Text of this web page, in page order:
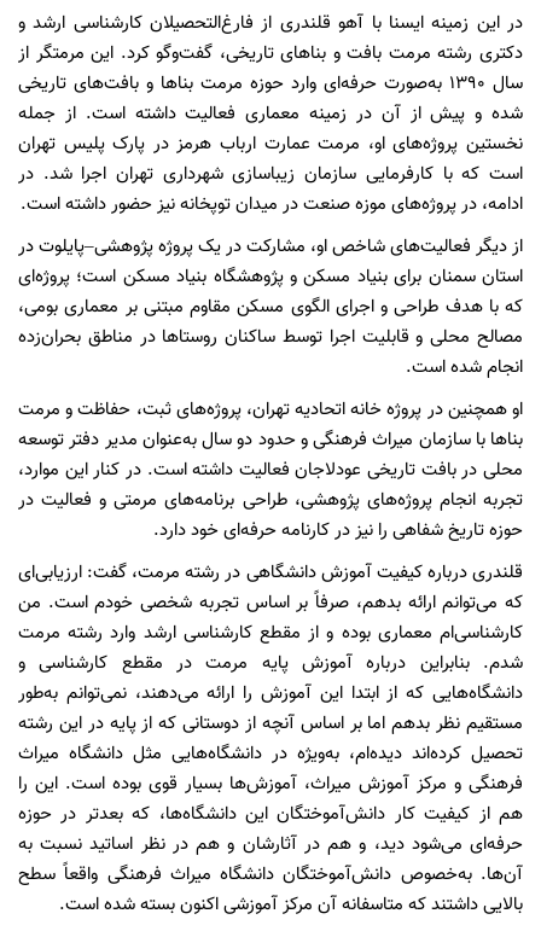
در این زمینه ایسنا با آهو قلندری از فارغ‌التحصیلان کارشناسی ارشد و
دکتری رشته مرمت بافت و بناهای تاریخی، گفت‌وگو کرد. این مرمتگر از
سال ۱۳۹۰ به‌صورت حرفه‌ای وارد حوزه مرمت بناها و بافت‌های تاریخی
شده و پیش از آن در زمینه معماری فعالیت داشته است. از جمله
نخستین پروژه‌های او، مرمت عمارت ارباب هرمز در پارک پلیس تهران
است که با کارفرمایی سازمان زیباسازی شهرداری تهران اجرا شد. در
ادامه، در پروژه‌های موزه صنعت در میدان توپخانه نیز حضور داشته است.
از دیگر فعالیت‌های شاخص او، مشارکت در یک پروژه پژوهشی–پایلوت در
استان سمنان برای بنیاد مسکن و پژوهشگاه بنیاد مسکن است؛ پروژه‌ای
که با هدف طراحی و اجرای الگوی مسکن مقاوم مبتنی بر معماری بومی،
مصالح محلی و قابلیت اجرا توسط ساکنان روستاها در مناطق بحران‌زده
انجام شده است.
او همچنین در پروژه خانه اتحادیه تهران، پروژه‌های ثبت، حفاظت و مرمت
بناها با سازمان میراث فرهنگی و حدود دو سال به‌عنوان مدیر دفتر توسعه
محلی در بافت تاریخی عودلاجان فعالیت داشته است. در کنار این موارد،
تجربه انجام پروژه‌های پژوهشی، طراحی برنامه‌های مرمتی و فعالیت در
حوزه تاریخ شفاهی را نیز در کارنامه حرفه‌ای خود دارد.
قلندری درباره کیفیت آموزش دانشگاهی در رشته مرمت، گفت: ارزیابی‌ای
که می‌توانم ارائه بدهم، صرفاً بر اساس تجربه شخصی خودم است. من
کارشناسی‌ام معماری بوده و از مقطع کارشناسی ارشد وارد رشته مرمت
شدم. بنابراین درباره آموزش پایه مرمت در مقطع کارشناسی و
دانشگاه‌هایی که از ابتدا این آموزش را ارائه می‌دهند، نمی‌توانم به‌طور
مستقیم نظر بدهم اما بر اساس آنچه از دوستانی که از پایه در این رشته
تحصیل کرده‌اند دیده‌ام، به‌ویژه در دانشگاه‌هایی مثل دانشگاه میراث
فرهنگی و مرکز آموزش میراث، آموزش‌ها بسیار قوی بوده است. این را
هم از کیفیت کار دانش‌آموختگان این دانشگاه‌ها، که بعدتر در حوزه
حرفه‌ای می‌شود دید، و هم در آثارشان و هم در نظر اساتید نسبت به
آن‌ها. به‌خصوص دانش‌آموختگان دانشگاه میراث فرهنگی واقعاً سطح
بالایی داشتند که متاسفانه آن مرکز آموزشی اکنون بسته شده است.